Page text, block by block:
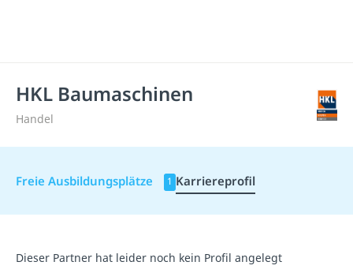
HKL Baumaschinen
Handel
Freie Ausbildungsplätze 1 Karriereprofil
Dieser Partner hat leider noch kein Profil angelegt